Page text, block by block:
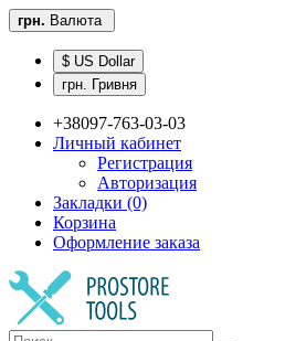
грн. Валюта
$ US Dollar
грн. Гривня
+38097-763-03-03
Личный кабинет
Регистрация
Авторизация
Закладки (0)
Корзина
Оформление заказа